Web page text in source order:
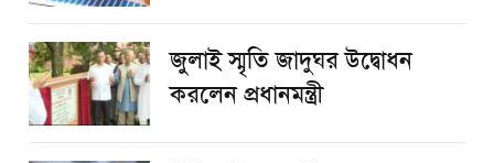
জুলাই স্মৃতি জাদুঘর উদ্বোধন
করলেন প্রধানমন্ত্রী